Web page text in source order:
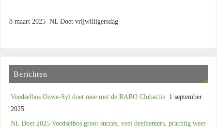
8 maart 2025 NL Doet vrijwilligersdag
Berichten
Voedselbos Ouwe-Syl doet mee met de RABO Clubactie. 1 september
2025
NL Doet 2025 Voedselbos groot succes, veel deelnemers, prachtig weer